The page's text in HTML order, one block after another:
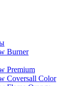
Burner
Premium
Coversall Color